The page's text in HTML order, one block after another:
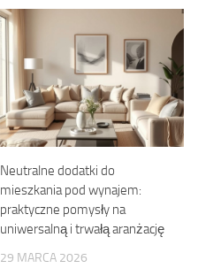
Neutralne dodatki do
mieszkania pod wynajem:
praktyczne pomysły na
uniwersalną i trwałą aranżację
29 MARCA 2026